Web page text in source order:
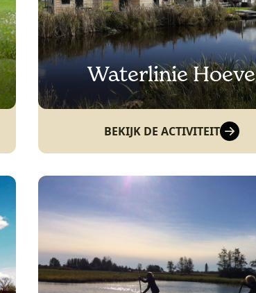
Waterlinie Hoeve
BEKIJK DE ACTIVITEIT